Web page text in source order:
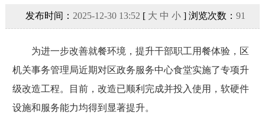
发布时间： 2025-12-30 13:52 [ 大 中 小] 浏览次数： 91
为进一步改善就餐环境，提升干部职工用餐体验，区
机关事务管理局近期对区政务服务中心食堂实施了专项升
级改造工程。目前，改造已顺利完成并投入使用，软硬件
设施和服务能力均得到显著提升。